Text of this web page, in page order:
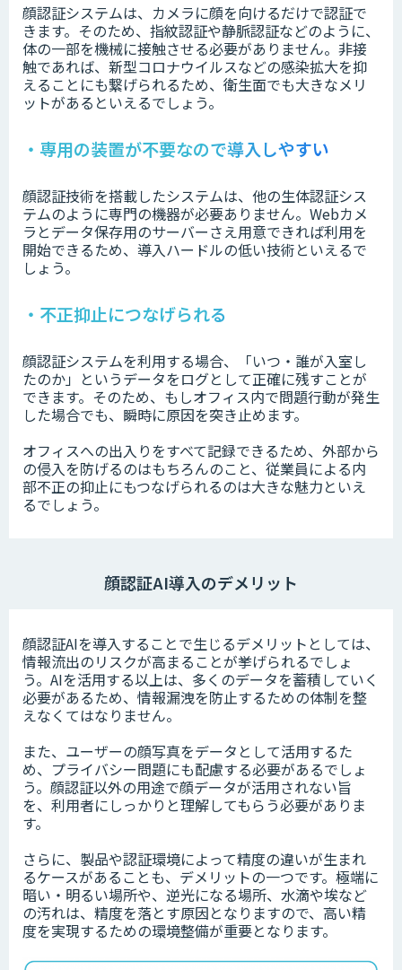
顔認証システムは、カメラに顔を向けるだけで認証で
きます。そのため、指紋認証や静脈認証などのように、
体の一部を機械に接触させる必要がありません。非接
触であれば、新型コロナウイルスなどの感染拡大を抑
えることにも繋げられるため、衛生面でも大きなメリ
ットがあるといえるでしょう。
・専用の装置が不要なので導入しやすい
顔認証技術を搭載したシステムは、他の生体認証シス
テムのように専門の機器が必要ありません。Webカメ
ラとデータ保存用のサーバーさえ用意できれば利用を
開始できるため、導入ハードルの低い技術といえるで
しょう。
・不正抑止につなげられる
顔認証システムを利用する場合、「いつ・誰が入室し
たのか」というデータをログとして正確に残すことが
できます。そのため、もしオフィス内で問題行動が発生
した場合でも、瞬時に原因を突き止めます。
オフィスへの出入りをすべて記録できるため、外部から
の侵入を防げるのはもちろんのこと、従業員による内
部不正の抑止にもつなげられるのは大きな魅力といえ
るでしょう。
顔認証AI導入のデメリット
顔認証AIを導入することで生じるデメリットとしては、
情報流出のリスクが高まることが挙げられるでしょ
う。AIを活用する以上は、多くのデータを蓄積していく
必要があるため、情報漏洩を防止するための体制を整
えなくてはなりません。
また、ユーザーの顔写真をデータとして活用するた
め、プライバシー問題にも配慮する必要があるでしょ
う。顔認証以外の用途で顔データが活用されない旨
を、利用者にしっかりと理解してもらう必要がありま
す。
さらに、製品や認証環境によって精度の違いが生まれ
るケースがあることも、デメリットの一つです。極端に
暗い・明るい場所や、逆光になる場所、水滴や埃など
の汚れは、精度を落とす原因となりますので、高い精
度を実現するための環境整備が重要となります。